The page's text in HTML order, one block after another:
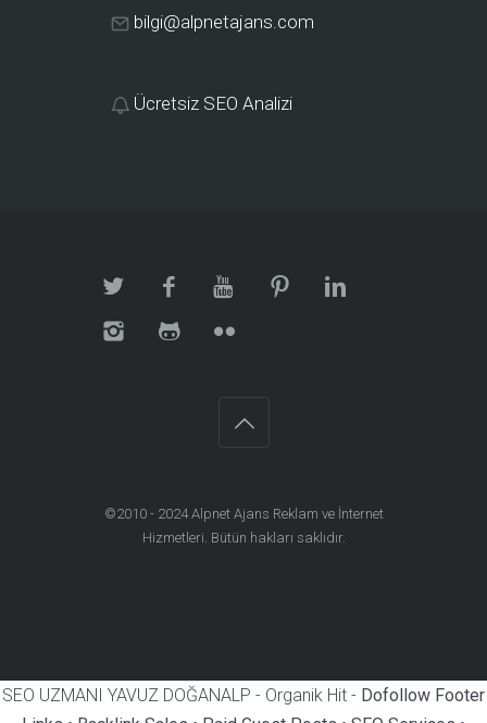
bilgi@alpnetajans.com
Ücretsiz SEO Analizi
©2010 - 2024Alpnet Ajans Reklam ve İnternet
Hizmetleri . Bütün hakları saklıdır.
SEO UZMANI YAVUZ DOĞANALP - Organik Hit - Dofollow Footer